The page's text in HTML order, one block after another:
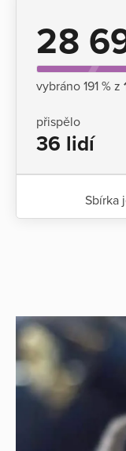
28
vybráno 191 % z
přispělo
36 lidí
Sbírka